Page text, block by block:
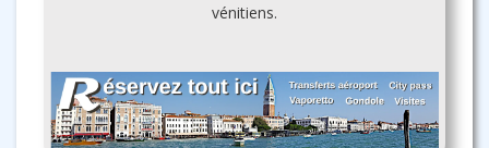
vénitiens.